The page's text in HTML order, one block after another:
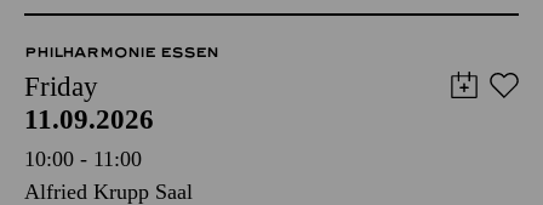
PHILHARMONIE ESSEN
Friday
11.09.2026
10:00 - 11:00
Alfried Krupp Saal